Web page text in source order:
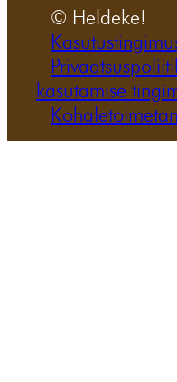
© Heldeke!
kasutamise